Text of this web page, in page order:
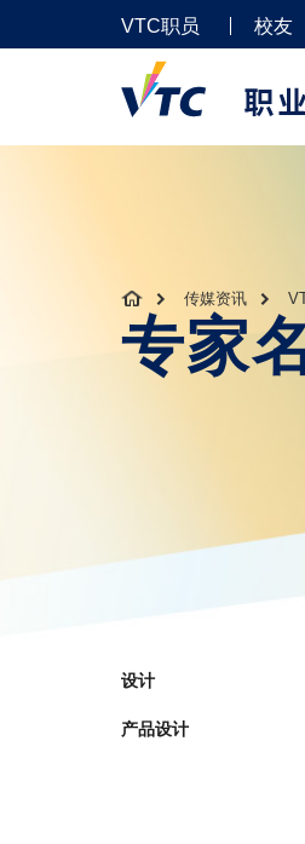
VTC职员 校友
传媒资讯
专家
设计
产品设计